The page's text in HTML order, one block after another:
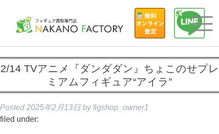
2/14 TVアニメ『ダンダダン』ちょこのせプレ
ミアムフィギュア“アイラ”
Posted 2025年2月13日 by figshop_owner1
filed under: